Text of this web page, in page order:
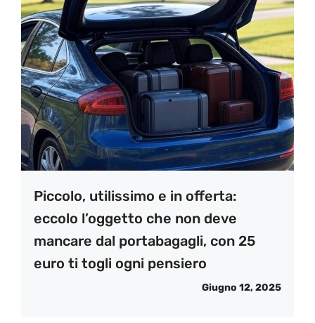
Piccolo, utilissimo e in offerta:
eccolo l’oggetto che non deve
mancare dal portabagagli, con 25
euro ti togli ogni pensiero
Giugno 12, 2025